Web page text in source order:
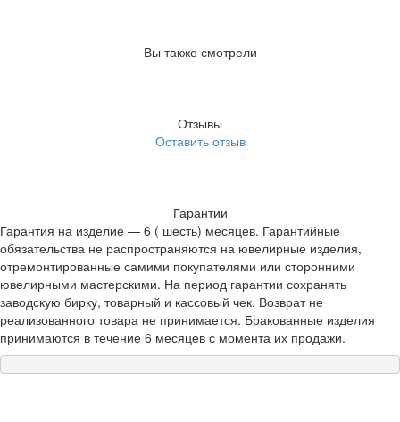
Вы также смотрели
Отзывы
Оставить отзыв
Гарантии
Гарантия на изделие — 6 ( шесть) месяцев. Гарантийные
обязательства не распространяются на ювелирные изделия,
отремонтированные самими покупателями или сторонними
ювелирными мастерскими. На период гарантии сохранять
заводскую бирку, товарный и кассовый чек. Возврат не
реализованного товара не принимается. Бракованные изделия
принимаются в течение 6 месяцев с момента их продажи.